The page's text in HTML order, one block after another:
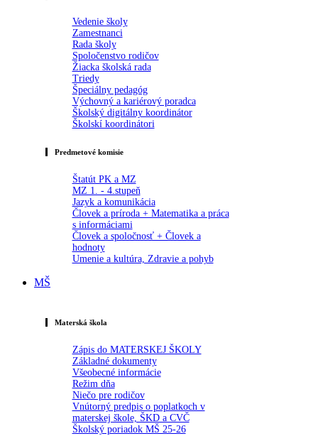
Vedenie školy
Zamestnanci
Rada školy
Spoločenstvo rodičov
Žiacka školská rada
Triedy
Špeciálny pedagóg
Výchovný a kariérový poradca
Školský digitálny koordinátor
Školskí koordinátori
Predmetové komisie
Štatút PK a MZ
MZ 1. - 4.stupeň
Jazyk a komunikácia
Človek a príroda + Matematika a práca
s informáciami
Človek a spoločnosť + Človek a
hodnoty
Umenie a kultúra, Zdravie a pohyb
MŠ
Materská škola
Zápis do MATERSKEJ ŠKOLY
Základné dokumenty
Všeobecné informácie
Režim dňa
Niečo pre rodičov
Vnútorný predpis o poplatkoch v
materskej škole, ŠKD a CVČ
Školský poriadok MŠ 25-26